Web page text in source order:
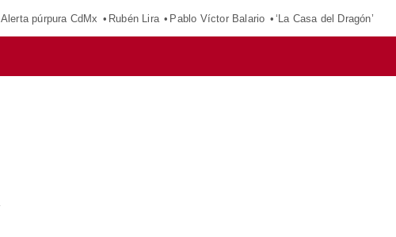
Alerta púrpura CdMx Rubén Lira Pablo Víctor Balario ‘La Casa del Dragón’